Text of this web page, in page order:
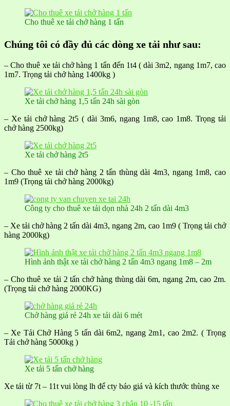
Cho thuê xe tải chở hàng 1 tấn
Chúng tôi có đầy đủ các dòng xe tải như sau:
– Cho thuê xe tải chở hàng 1 tấn đến 1t4 ( dài 3m2, ngang 1m7, cao
1m7. Trọng tải chở hàng 1400kg )
Xe tải chở hàng 1,5 tấn 24h sài gòn
– Xe tải chở hàng 2t5 ( dài 3m6, ngang 1m8, cao 1m8. Trọng tải
chở hàng 2500kg)
Xe tải chở hàng 2t5
– Cho thuê xe tải chở hàng 2 tấn thùng dài 4m3, ngang 1m8, cao
1m9 (Trọng tải chở hàng 2000kg)
Công ty cho thuê xe tải dọn nhà 24h 2 tấn dài 4m3
– Xe tải chở hàng 2 tấn dài 4m3, ngang 2m, cao 1m9 ( Trọng tải chở
hàng 2000kg)
Hình ảnh thật xe tải chở hàng 2 tấn 4m3 ngang 1m8 – 2m
– Cho thuê xe tải 2 tấn chở hàng thùng dài 6m, ngang 2m, cao 2m.
(Trọng tải chở hàng 2000KG)
Chở hàng giá rẻ 24h xe tải dài 6 mét
– Xe Tải Chở Hàng 5 tấn dài 6m2, ngang 2m1, cao 2m2. ( Trọng
Tải chở hàng 5000kg )
Xe tải 5 tấn chở hàng
Xe tải từ 7t – 11t vui lòng lh để cty báo giá và kích thước thùng xe